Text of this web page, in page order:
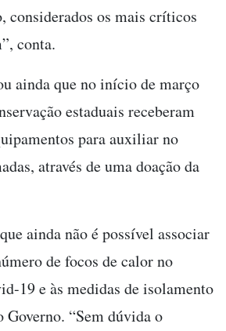
considerados os mais críticos
conta.
ainda que no início de março
estaduais receberam
para auxiliar no
através de uma doação da
ainda não é possível associar
de focos de calor no
19 e às medidas de isolamento
Governo. “Sem dúvida o